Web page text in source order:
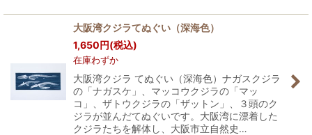
大阪湾クジラてぬぐい（深海色）
1,650円(税込)
在庫わずか
大阪湾クジラ てぬぐい（深海色）ナガスクジラ
の「ナガスケ」、マッコウクジラの「マッ
コ」、ザトウクジラの「ザットン」、３頭のク
ジラが並んだてぬぐいです。大阪湾に漂着した
クジラたちを解体し、大阪市立自然史…